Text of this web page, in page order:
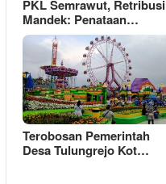
PKL Semrawut, Retribusi
Mandek: Penataan…
Terobosan Pemerintah
Desa Tulungrejo Kot…